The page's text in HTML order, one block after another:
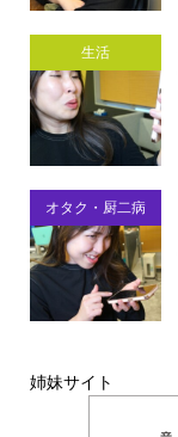
生活
オタク・厨二病
姉妹サイト